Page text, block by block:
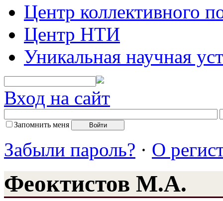
Центр коллективного
Центр НТИ
Уникальная научная
Вход на сайт
Запомнить меня
Забыли пароль? · О
Феоктистов М.А.